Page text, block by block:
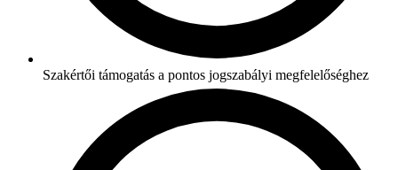
Szakértői támogatás a pontos jogszabályi megfelelőséghez